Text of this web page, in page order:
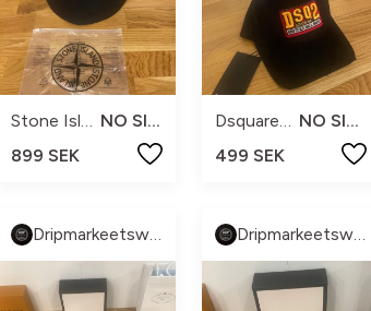
Stone Island
NO SIZE
899 SEK
Dsquared2
NO SIZE
499 SEK
Dripmarkeetsweden Dripmarkeetsweden